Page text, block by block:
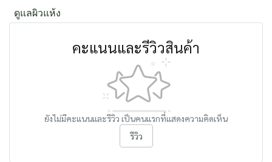
ดูแลผิวแห้ง
คะแนนและรีวิวสินค้า
ยังไม่มีคะแนนและรีวิว เป็นคนแรกที่แสดงความคิดเห็น
รีวิว